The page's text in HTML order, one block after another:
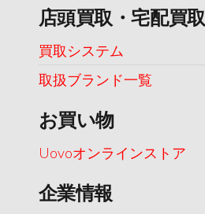
店頭買取・宅配買取
買取システム
取扱ブランド一覧
お買い物
Uovoオンラインストア
企業情報